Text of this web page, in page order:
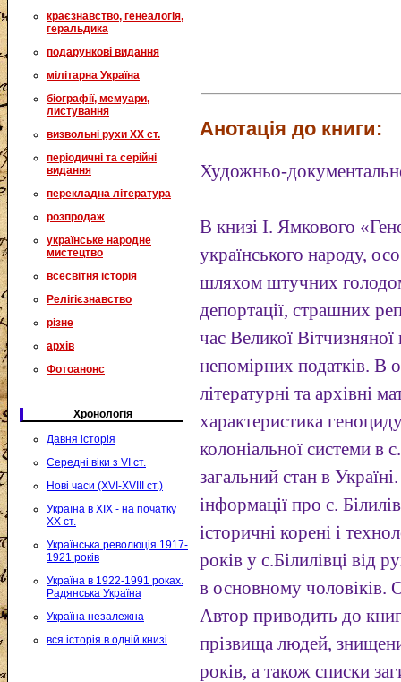
краєзнавство, генеалогія,
геральдика
подарункові видання
мілітарна Україна
біографії, мемуари,
листування
визвольні рухи XX ст.
періодичні та серійні
видання
перекладна література
розпродаж
українське народне
мистецтво
всесвітня історія
Релігієзнавство
різне
архів
Фотоанонс
Хронологія
Давня історія
Середні віки з VI ст.
Нові часи (XVI-XVIII ст.)
Україна в XIX - на початку
XX ст.
Українська революція 1917-
1921 років
Україна в 1922-1991 роках.
Радянська Україна
Україна незалежна
вся історія в одній книзі
Анотація до книги:
Художньо-
В книзі І. Ямкового
українського народу,
шляхом штучних
депортації, страшних
час Великої
непомірних податків. В
літературні та архівні
характеристика
колоніальної системи в
загальний стан в
інформації про с.
історичні корені і
років у с.Білилівці від
в основному чоловіків.
Автор приводить до
прізвища людей,
років, а також списки